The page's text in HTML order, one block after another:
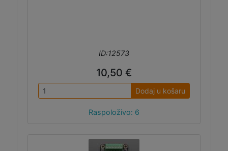
ID:12573
10,50 €
Dodaj u košaru
Raspoloživo: 6